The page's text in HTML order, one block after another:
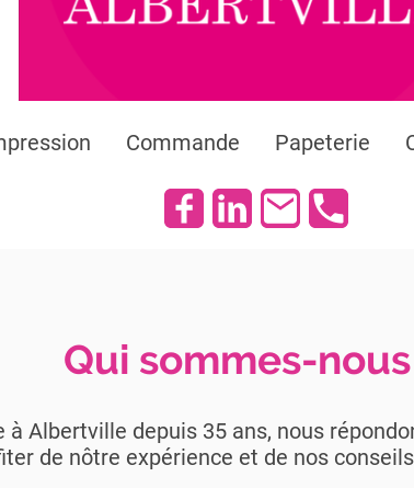
Commande Papeterie
Qui sommes-nous
à Albertville depuis 35 ans, nous
de nôtre expérience et de nos